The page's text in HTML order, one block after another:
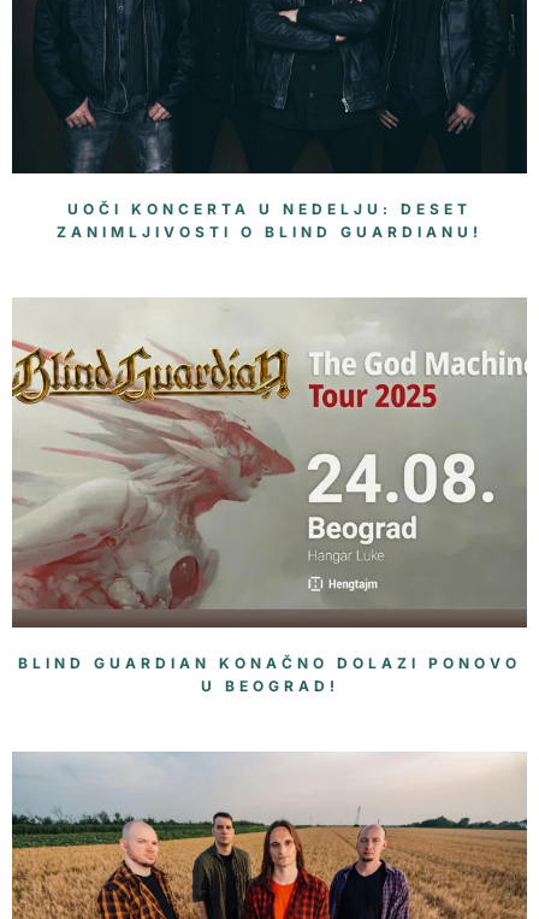
UOČI KONCERTA U NEDELJU: DESET
ZANIMLJIVOSTI O BLIND GUARDIANU!
BLIND GUARDIAN KONAČNO DOLAZI PONOVO
U BEOGRAD!